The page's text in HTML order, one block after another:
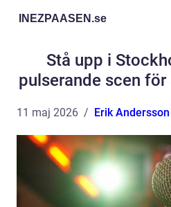
INEZPAASEN.se
Stå upp i
pulserande scen för
11 maj 2026 Erik Andersson